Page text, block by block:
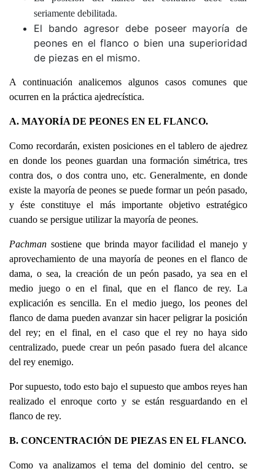
seriamente debilitada.
El bando agresor debe poseer mayoría de
peones en el flanco o bien una superioridad
de piezas en el mismo.
A continuación analicemos algunos casos comunes que
ocurren en la práctica ajedrecística.
A. MAYORÍA DE PEONES EN EL FLANCO.
Como recordarán, existen posiciones en el tablero de ajedrez
en donde los peones guardan una formación simétrica, tres
contra dos, o dos contra uno, etc. Generalmente, en donde
existe la mayoría de peones se puede formar un peón pasado,
y éste constituye el más importante objetivo estratégico
cuando se persigue utilizar la mayoría de peones.
Pachman sostiene que brinda mayor facilidad el manejo y
aprovechamiento de una mayoría de peones en el flanco de
dama, o sea, la creación de un peón pasado, ya sea en el
medio juego o en el final, que en el flanco de rey. La
explicación es sencilla. En el medio juego, los peones del
flanco de dama pueden avanzar sin hacer peligrar la posición
del rey; en el final, en el caso que el rey no haya sido
centralizado, puede crear un peón pasado fuera del alcance
del rey enemigo.
Por supuesto, todo esto bajo el supuesto que ambos reyes han
realizado el enroque corto y se están resguardando en el
flanco de rey.
B. CONCENTRACIÓN DE PIEZAS EN EL FLANCO.
Como ya analizamos el tema del dominio del centro, se